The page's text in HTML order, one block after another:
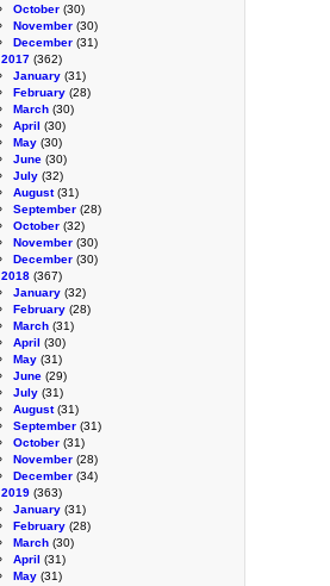
October (30)
November (30)
December (31)
2017 (362)
January (31)
February (28)
March (30)
April (30)
May (30)
June (30)
July (32)
August(31)
September (28)
October (32)
November (30)
December (30)
2018 (367)
January (32)
February (28)
March (31)
April (30)
May (31)
June (29)
July (31)
August(31)
September (31)
October (31)
November (28)
December (34)
2019 (363)
January (31)
February (28)
March (30)
April (31)
May (31)